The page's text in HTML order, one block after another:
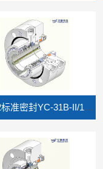
API682标准密封YC-31B-II/1CW-FL/FX